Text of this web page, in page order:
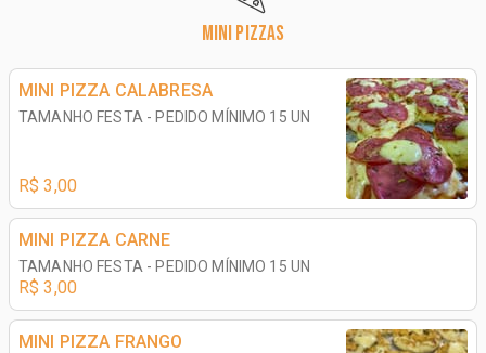
MINI PIZZAS
MINI PIZZA CALABRESA
TAMANHO FESTA - PEDIDO MÍNIMO 15 UN
R$ 3,00
MINI PIZZA CARNE
TAMANHO FESTA - PEDIDO MÍNIMO 15 UN
R$ 3,00
MINI PIZZA FRANGO